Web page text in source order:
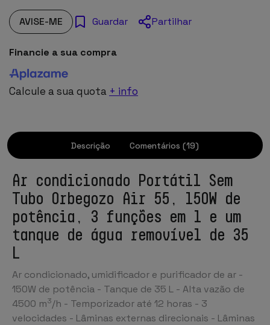
AVISE-ME Guardar Partilhar
Financie a sua compra
Calcule a sua quota + info
Descrição Comentários (19)
Ar condicionado Portátil Sem
Tubo Orbegozo Air 55, 150W de
potência, 3 funções em 1 e um
tanque de água removível de 35
L
Ar condicionado, umidificador e purificador de ar -
150W de potência - Tanque de 35 L - Alta vazão de
4500 m3/h - Temporizador até 12 horas - 3
velocidades - Lâminas externas direcionais - Lâminas